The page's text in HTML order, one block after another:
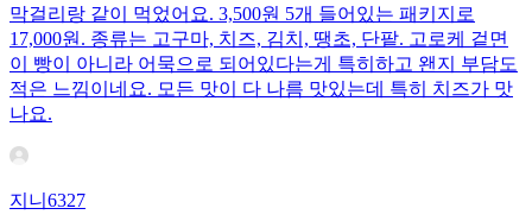
막걸리랑 같이 먹었어요. 3,500원 5개 들어있는 패키지로
17,000원. 종류는 고구마, 치즈, 김치, 땡초, 단팥. 고로케 겉면
이 빵이 아니라 어묵으로 되어있다는게 특히하고 왠지 부담도
적은 느낌이네요. 모든 맛이 다 나름 맛있는데 특히 치즈가 맛
나요.
지니6327